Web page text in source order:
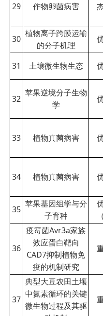
29 作物卵菌病害
30
植物离子跨膜运输
的分子机理
31 土壤微生物生态
32
苹果逆境分子生物
学
33 植物真菌病害
34 植物真菌病害
35
苹果基因组学与分
子育种
36
疫霉菌Avr3a家族
效应蛋白靶向
CAD7抑制植物免
疫的机制研究
37
典型大豆农田土壤
中氮素循环的关键
微生物过程及其驱